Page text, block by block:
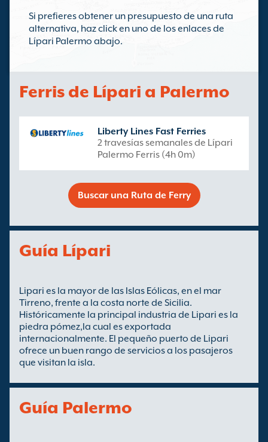
Si prefieres obtener un presupuesto de una ruta
alternativa, haz click en uno de los enlaces de
Lípari Palermo abajo.
Ferris de Lípari a Palermo
Liberty Lines Fast Ferries
2 travesías semanales de Lípari
Palermo Ferris (4h 0m)
Buscar una Ruta de Ferry
Guía Lípari
Lipari es la mayor de las Islas Eólicas, en el mar
Tirreno, frente a la costa norte de Sicilia.
Históricamente la principal industria de Lipari es la
piedra pómez,la cual es exportada
internacionalmente. El pequeño puerto de Lipari
ofrece un buen rango de servicios a los pasajeros
que visitan la isla.
Guía Palermo